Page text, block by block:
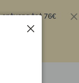
ontvang tot 76€